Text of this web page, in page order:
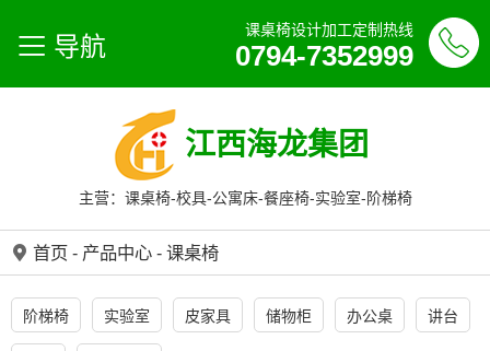
导航
课桌椅设计加工定制热线
0794-7352999
江西海龙集团
主营：课桌椅-校具-公寓床-餐座椅-实验室-阶梯椅
首页 - 产品中心 - 课桌椅
阶梯椅 实验室 皮家具 储物柜 办公桌 讲台